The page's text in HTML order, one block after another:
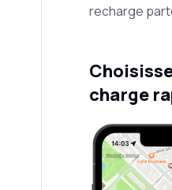
recharge
charge